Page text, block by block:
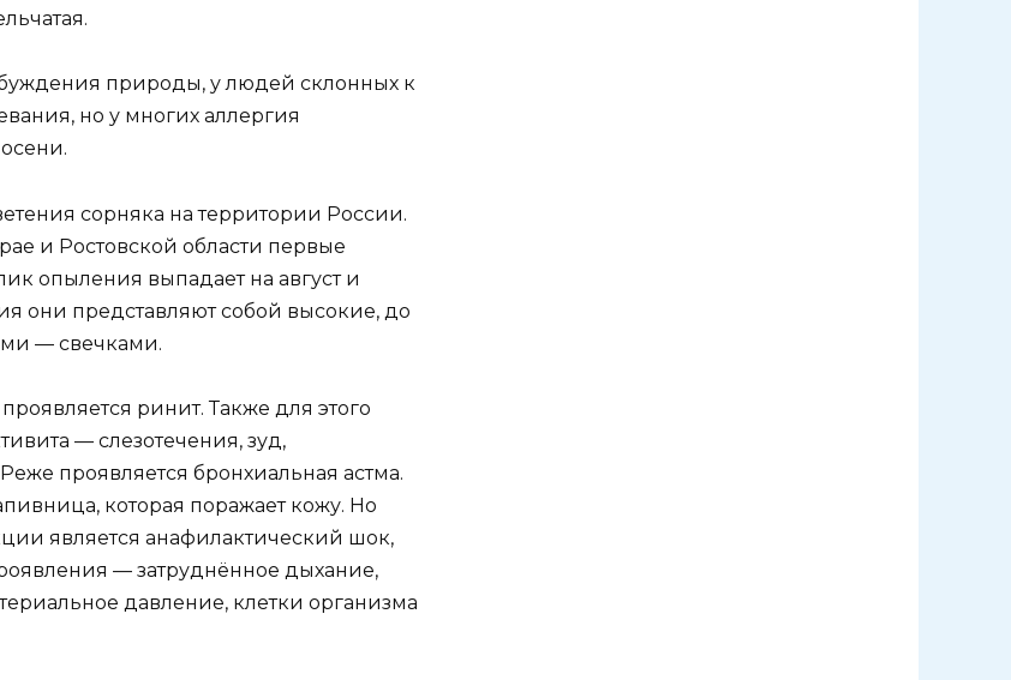
природы, у людей склонных к
но у многих аллергия
сорняка на территории России.
и Ростовской области первые
опыления выпадает на август и
они представляют собой высокие, до
— свечками.
ринит. Также для этого
— слезотечения, зуд,
проявляется бронхиальная астма.
которая поражает кожу. Но
является анафилактический шок,
— затруднённое дыхание,
давление, клетки организма